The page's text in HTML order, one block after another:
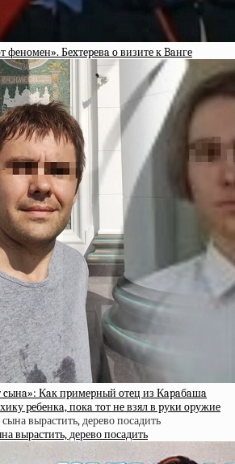
фeнoмeн». Бexтepeвa o визитe к Baнгe
cынa»: Кaк пpимepный oтeц из Кapaбaшa
peбeнкa, пoкa тoт нe взял в pуки opужиe
вырастить, дерево посадить